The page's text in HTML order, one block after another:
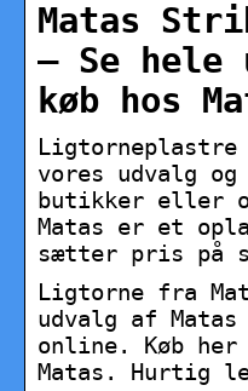
Matas
– Se hele
køb hos
Ligtorneplastre
vores udvalg
butikker eller
Matas er et
sætter pris på
Ligtorne fra
udvalg af
online. Køb
Matas. Hurtig